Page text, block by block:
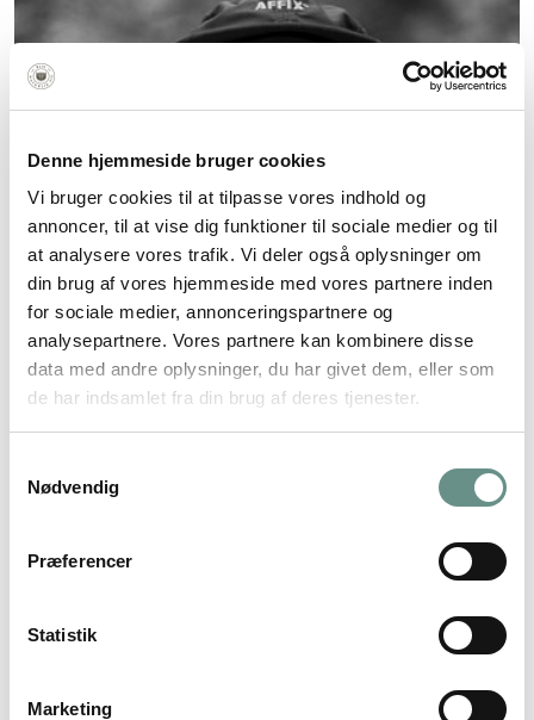
Denne hjemmeside bruger cookies
Vi bruger cookies til at tilpasse vores indhold og
annoncer, til at vise dig funktioner til sociale medier og til
at analysere vores trafik. Vi deler også oplysninger om
din brug af vores hjemmeside med vores partnere inden
for sociale medier, annonceringspartnere og
analysepartnere. Vores partnere kan kombinere disse
data med andre oplysninger, du har givet dem, eller som
de har indsamlet fra din brug af deres tjenester.
Nødvendig
Præferencer
Statistik
Marketing
Christian Flinker
Tlf. +45 +45 28 14 13 40
kommunikation og lystfiskeri